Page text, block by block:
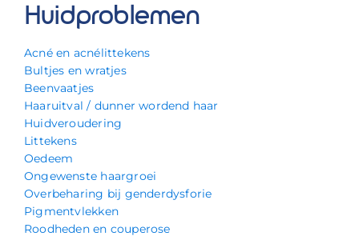
Huidproblemen
Acné en acnélittekens
Bultjes en wratjes
Beenvaatjes
Haaruitval / dunner wordend haar
Huidveroudering
Littekens
Oedeem
Ongewenste haargroei
Overbeharing bij genderdysforie
Pigmentvlekken
Roodheden en couperose